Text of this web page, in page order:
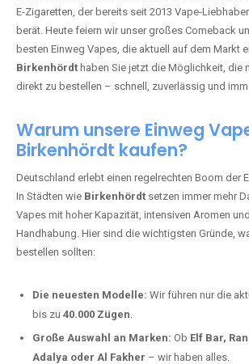
E-Zigaretten, der bereits seit 2013 Vape-
berät. Heute feiern wir unser großes Comeback
besten Einweg Vapes, die aktuell auf dem Markt
Birkenhördt haben Sie jetzt die Möglichkeit, die
direkt zu bestellen – schnell, zuverlässig und
Warum unsere Einweg
Birkenhördt kaufen?
Deutschland erlebt einen regelrechten Boom der
In Städten wie Birkenhördt setzen immer mehr
Vapes mit hoher Kapazität, intensiven Aromen
Handhabung. Hier sind die wichtigsten Gründe,
bestellen sollten:
Die neuesten Modelle: Wir führen nur die
bis zu 40.000 Zügen.
Große Auswahl an Marken: Ob Elf Bar,
Adalya oder Al Fakher – wir haben alles.